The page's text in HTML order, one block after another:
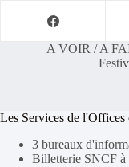
A VOIR / A
Les Services de l'Offices
3 bureaux
Billetterie SNCF